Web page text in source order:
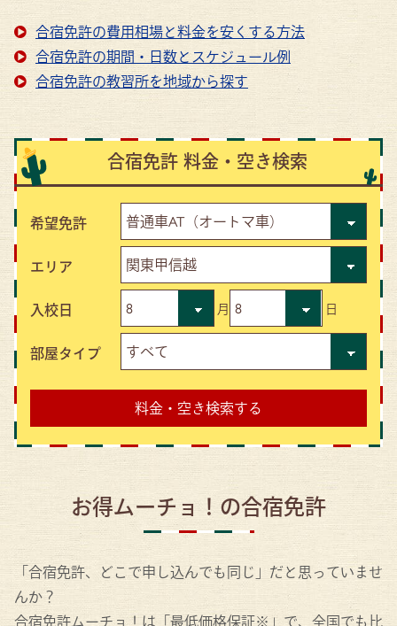
合宿免許の費用相場と料金を安くする方法
合宿免許の期間・日数とスケジュール例
合宿免許の教習所を地域から探す
合宿免許 料金・空き検索
希望免許
エリア
入校日 月 日
部屋タイプ
お得ムーチョ！の合宿免許
「合宿免許、どこで申し込んでも同じ」だと思っていませ
んか？
合宿免許ムーチョ！は「最低価格保証※」で、全国でも比